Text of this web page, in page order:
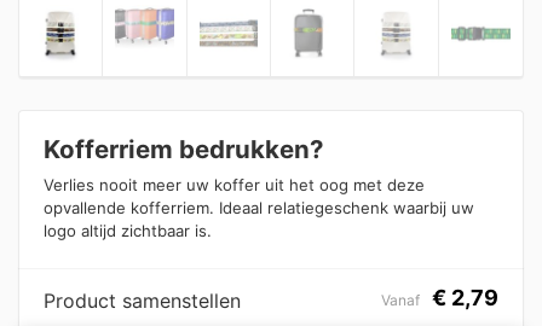
Kofferriem bedrukken?
Verlies nooit meer uw koffer uit het oog met deze
opvallende kofferriem. Ideaal relatiegeschenk waarbij uw
logo altijd zichtbaar is.
Product samenstellen Vanaf € 2,79